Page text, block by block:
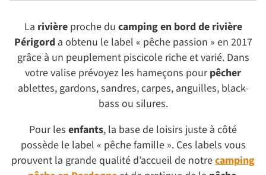
La rivièreproche du camping en bord de rivière
Périgorda obtenu le label « pêche passion » en 2017
grâce à un peuplement piscicole riche et varié. Dans
votre valise prévoyez les hameçons pourpêcher
ablettes, gardons, sandres, carpes, anguilles, black-
bass ou silures.
Pour les enfants, la base de loisirs juste à côté
possède le label « pêche famille ». Ces labels vous
prouvent la grande qualité d’accueil de notrecamping